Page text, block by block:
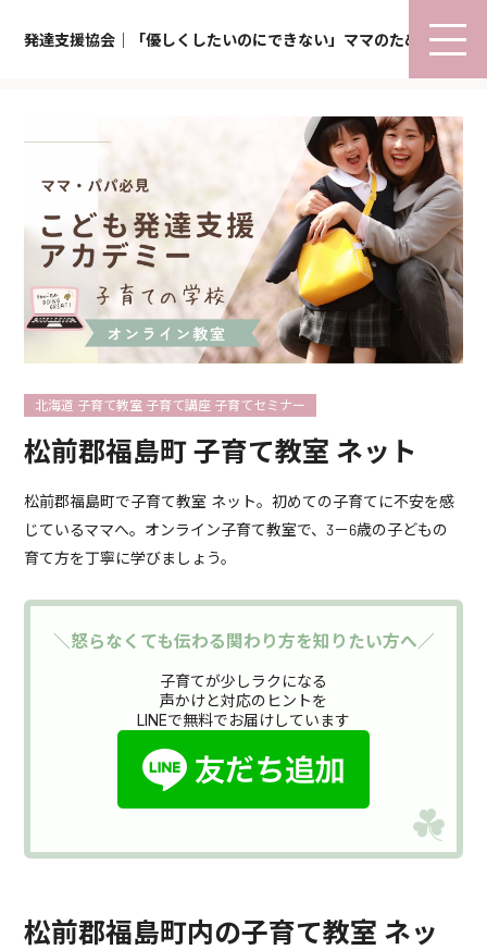
発達支援協会｜「優しくしたいのにできない」ママのための子育て
松前郡福島町 子育て教室 ネット
松前郡福島町で子育て教室 ネット。初めての子育てに不安を感
じているママへ。オンライン子育て教室で、3－6歳の子どもの
育て方を丁寧に学びましょう。
北海道 子育て教室 子育て講座 子育てセミナー
＼怒らなくても伝わる関わり方を知りたい方へ／
子育てが少しラクになる
声かけと対応のヒントを
LINEで無料でお届けしています
松前郡福島町内の子育て教室 ネッ